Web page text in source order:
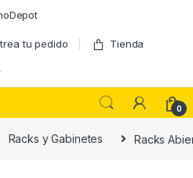
tu pedido Tienda
0
Racks y Gabinetes Racks